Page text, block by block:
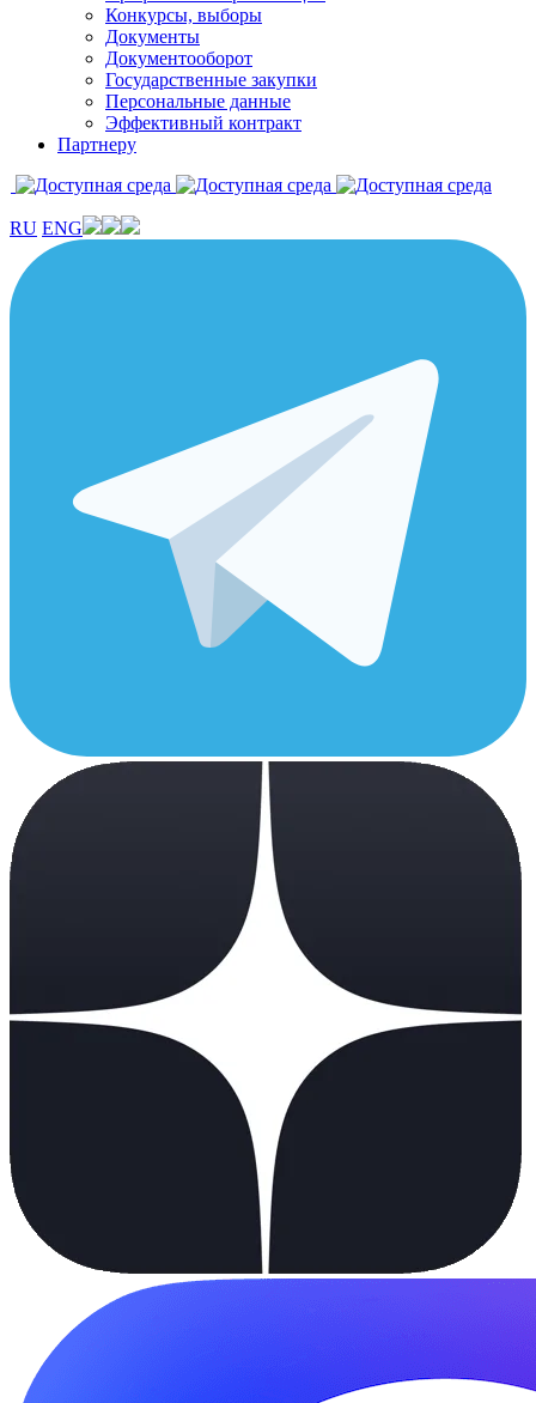
Конкурсы, выборы
Документы
Документооборот
Государственные закупки
Персональные данные
Эффективный контракт
Партнеру
RU ENG